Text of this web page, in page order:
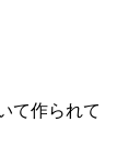
て作られて